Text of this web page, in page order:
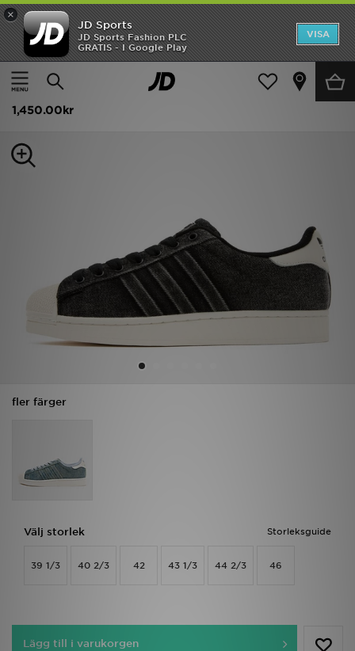
×
JD Sports
JD Sports Fashion PLC
GRATIS - I Google Play
VISA
Hem
Herr Herrskor Sneakers
adidas Originals Superstar II Denim
1,450.00kr
fler färger
Storleksguide
Välj storlek
39 1/3 40 2/3 42 43 1/3 44 2/3 46
Lägg till i varukorgen
Hem
Rea
Dam
Bästsäljare
Mina meddelanden
JD Blogg